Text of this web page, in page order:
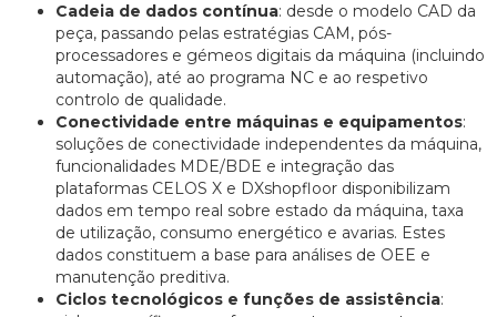
Cadeia de dados contínua: desde o modelo CAD da
peça, passando pelas estratégias CAM, pós-
processadores e gémeos digitais da máquina (incluindo
automação), até ao programa NC e ao respetivo
controlo de qualidade.
Conectividade entre máquinas e equipamentos:
soluções de conectividade independentes da máquina,
funcionalidades MDE/BDE e integração das
plataformas CELOS X e DXshopfloor disponibilizam
dados em tempo real sobre estado da máquina, taxa
de utilização, consumo energético e avarias. Estes
dados constituem a base para análises de OEE e
manutenção preditiva.
Ciclos tecnológicos e funções de assistência: